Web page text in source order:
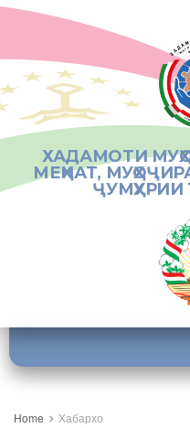
ХАДАМОТИ
МЕҲНАТ,
Home Хабархо